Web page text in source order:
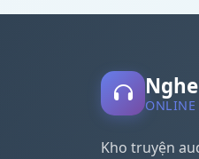
ONLINE
Kho truyện